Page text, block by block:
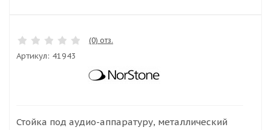
(0) отз.
Артикул: 41943
Стойка под аудио-аппаратуру, металлический